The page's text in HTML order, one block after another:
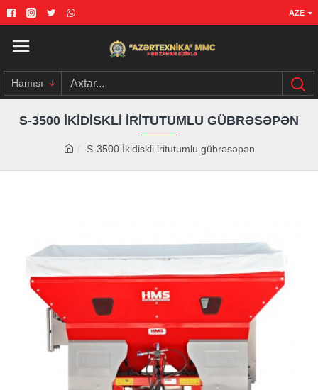
AZE
Hamısı
S-3500 İkidiskli iritutumlu gübrəsəpən
S-3500 İKIDISKLI IRITUTUMLU GÜBRƏSƏPƏN